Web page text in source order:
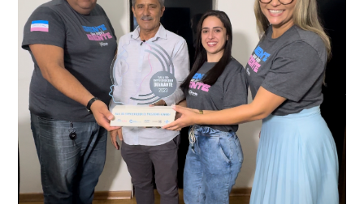
Kennedy, o sistema é integrado com outros municípios
do país, sendo possível a identificação de veículos por
meio do cruzamento de informações, nesse caso
específico, com dados de uma cidade do Estado do Rio
de Janeiro.
“Mais de 100 câmeras foram instaladas na sede e no
interior de Presidente Kennedy, garantindo mais
segurança à população, seja nas ruas, no comércio, os
produtores agropecuários. Estamos no rumo certo,
parabéns a todos os servidores que contribuem para a
segurança da nossa cidade”, destaca o prefeito Dorlei
Fontão.